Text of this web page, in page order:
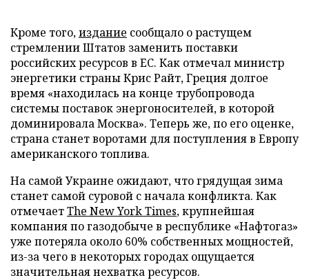
Кроме того,издание сообщало о растущем
стремлении Штатов заменить поставки
российских ресурсов в ЕС. Как отмечал министр
энергетики страны Крис Райт, Греция долгое
время «находилась на конце трубопровода
системы поставок энергоносителей, в которой
доминировала Москва». Теперь же, по его оценке,
страна станет воротами для поступления в Европу
американского топлива.
На самой Украине ожидают, что грядущая зима
станет самой суровой с начала конфликта. Как
отмечаетThe New York Times, крупнейшая
компания по газодобыче в республике «Нафтогаз»
уже потеряла около 60% собственных мощностей,
из-за чего в некоторых городах ощущается
значительная нехватка ресурсов.